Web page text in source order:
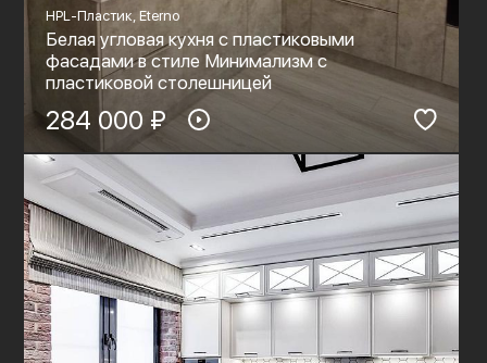
HPL-Пластик, Eterno
Белая угловая кухня с пластиковыми
фасадами в стиле Минимализм с
пластиковой столешницей
284 000 ₽